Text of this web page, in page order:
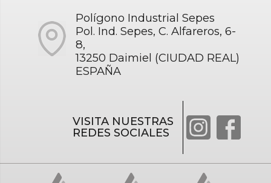
Polígono Industrial Sepes
Pol. Ind. Sepes, C. Alfareros, 6-
8,
13250 Daimiel (CIUDAD REAL)
ESPAÑA
VISITA NUESTRAS
REDES SOCIALES